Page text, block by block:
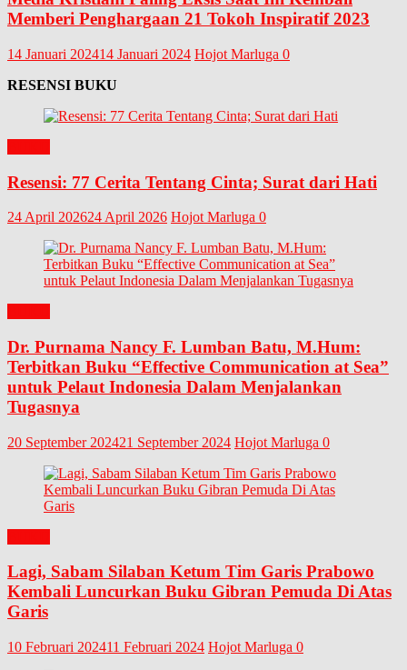
Memberi Penghargaan 21 Tokoh Inspiratif 2023
14 Januari 202414 Januari 2024 Hojot Marluga 0
RESENSI BUKU
Resensi: 77 Cerita Tentang Cinta; Surat dari Hati
24 April 202624 April 2026 Hojot Marluga 0
Dr. Purnama Nancy F. Lumban Batu, M.Hum:
Terbitkan Buku “Effective Communication at Sea”
untuk Pelaut Indonesia Dalam Menjalankan
Tugasnya
20 September 202421 September 2024 Hojot Marluga 0
Lagi, Sabam Silaban Ketum Tim Garis Prabowo
Kembali Luncurkan Buku Gibran Pemuda Di Atas
Garis
10 Februari 202411 Februari 2024 Hojot Marluga 0